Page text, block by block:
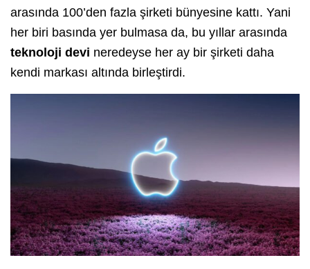
arasında 100’den fazla şirketi bünyesine kattı. Yani
her biri basında yer bulmasa da, bu yıllar arasında
teknoloji devi neredeyse her ay bir şirketi daha
kendi markası altında birleştirdi.